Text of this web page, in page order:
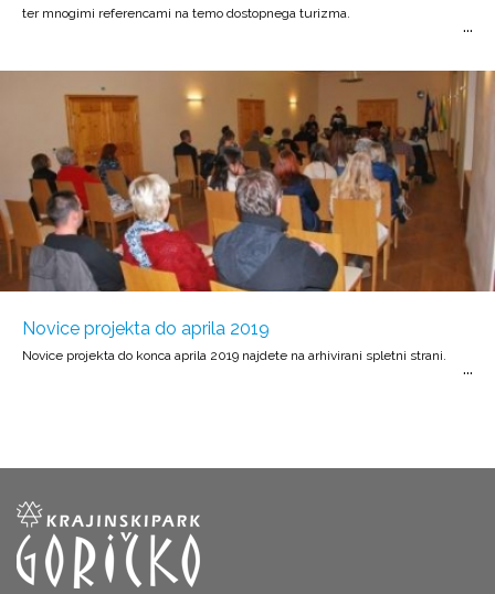
ter mnogimi referencami na temo dostopnega turizma.
Novice projekta do aprila 2019
Novice projekta do konca aprila 2019 najdete na arhivirani spletni strani.